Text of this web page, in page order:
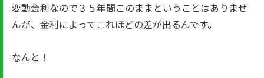
変動金利なので３５年間このままということはありませ
んが、金利によってこれほどの差が出るんです。
なんと！